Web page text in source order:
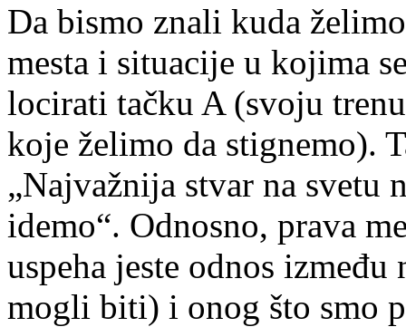
Da bismo znali kuda
mesta i situacije u kojima
locirati tačku A (svoju
koje želimo da stignemo).
„Najvažnija stvar na svetu
idemo“. Odnosno, prava
uspeha jeste odnos
mogli biti) i onog što smo